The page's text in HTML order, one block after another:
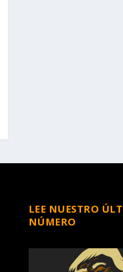
LEE NUESTRO
NÚMERO